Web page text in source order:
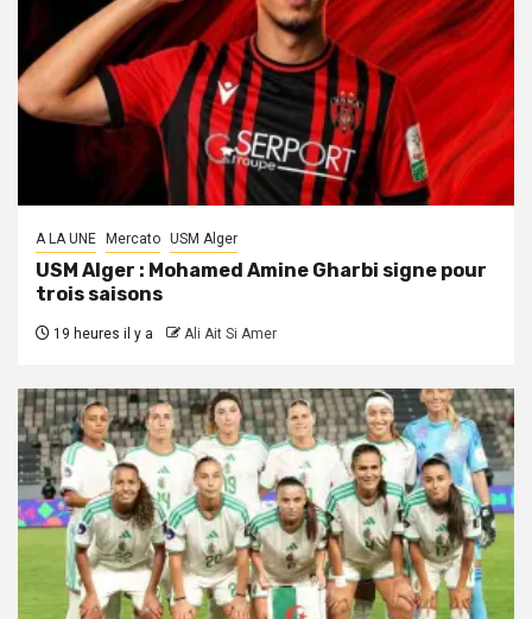
A LA UNE Mercato USM Alger
USM Alger : Mohamed Amine Gharbi signe pour
trois saisons
19 heures il y a Ali Ait Si Amer